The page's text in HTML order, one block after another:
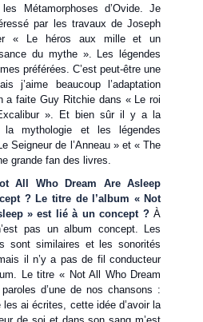
Métamorphoses d’Ovide. Je
par les travaux de Joseph
« Le héros aux mille et un
du mythe ». Les légendes
préférées. C’est peut-être une
j’aime beaucoup l’adaptation
a faite Guy Ritchie dans « Le roi
». Et bien sûr il y a la
la mythologie et les légendes
Seigneur de l’Anneau » et « The
grande fan des livres.
All Who Dream Are Asleep
? Le titre de l’album « Not
» est lié à un concept ?À
pas un album concept. Les
sont similaires et les sonorités
il n’y a pas de fil conducteur
Le titre « Not All Who Dream
d’une de nos chansons :
ai écrites, cette idée d’avoir la